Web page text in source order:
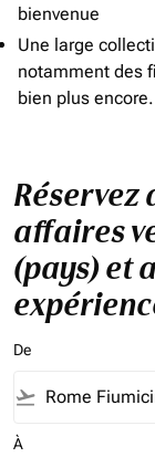
bienvenue
Une large
notamment des
bien plus encore.
Réservez
affaires
(pays) et
De
flight_takeoff
À